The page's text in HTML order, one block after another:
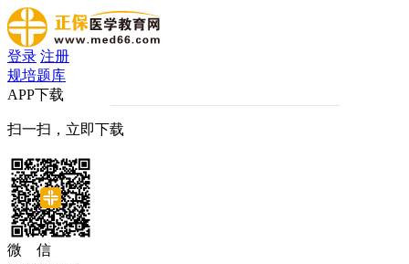
登录 注册
规培题库
APP下载
扫一扫，立即下载
微 信